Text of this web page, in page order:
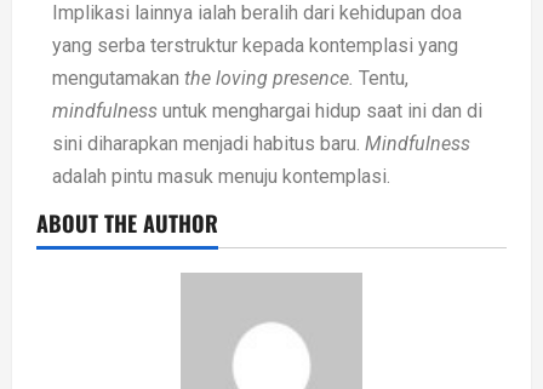
Implikasi lainnya ialah beralih dari kehidupan doa
yang serba terstruktur kepada kontemplasi yang
mengutamakan the loving presence. Tentu,
mindfulness untuk menghargai hidup saat ini dan di
sini diharapkan menjadi habitus baru. Mindfulness
adalah pintu masuk menuju kontemplasi.
ABOUT THE AUTHOR